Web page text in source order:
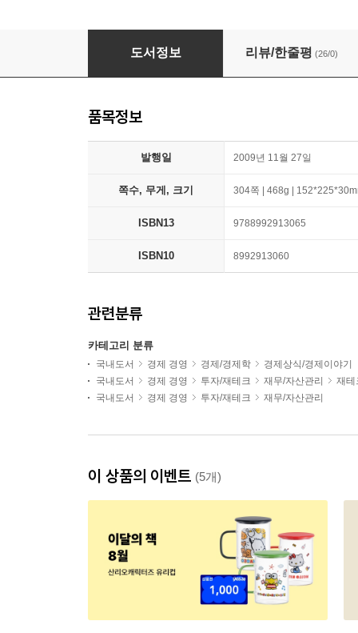
희망 통장 콘서트
도서정보 리뷰/한줄평 (26/0)
품목정보
발행일 2009년 11월 27일
쪽수, 무게, 크기 304쪽 | 468g |
ISBN13 9788992913065
ISBN10 8992913060
관련분류
카테고리 분류
국내도서 경제 경영 경제/경제학
경제상식/경제이야기
국내도서
경제 경영 투자/재테크 재무/자산관리
재테
국내도서
경제 경영 투자/재테크 재무/자산관리
이 상품의 이벤트 (5개)